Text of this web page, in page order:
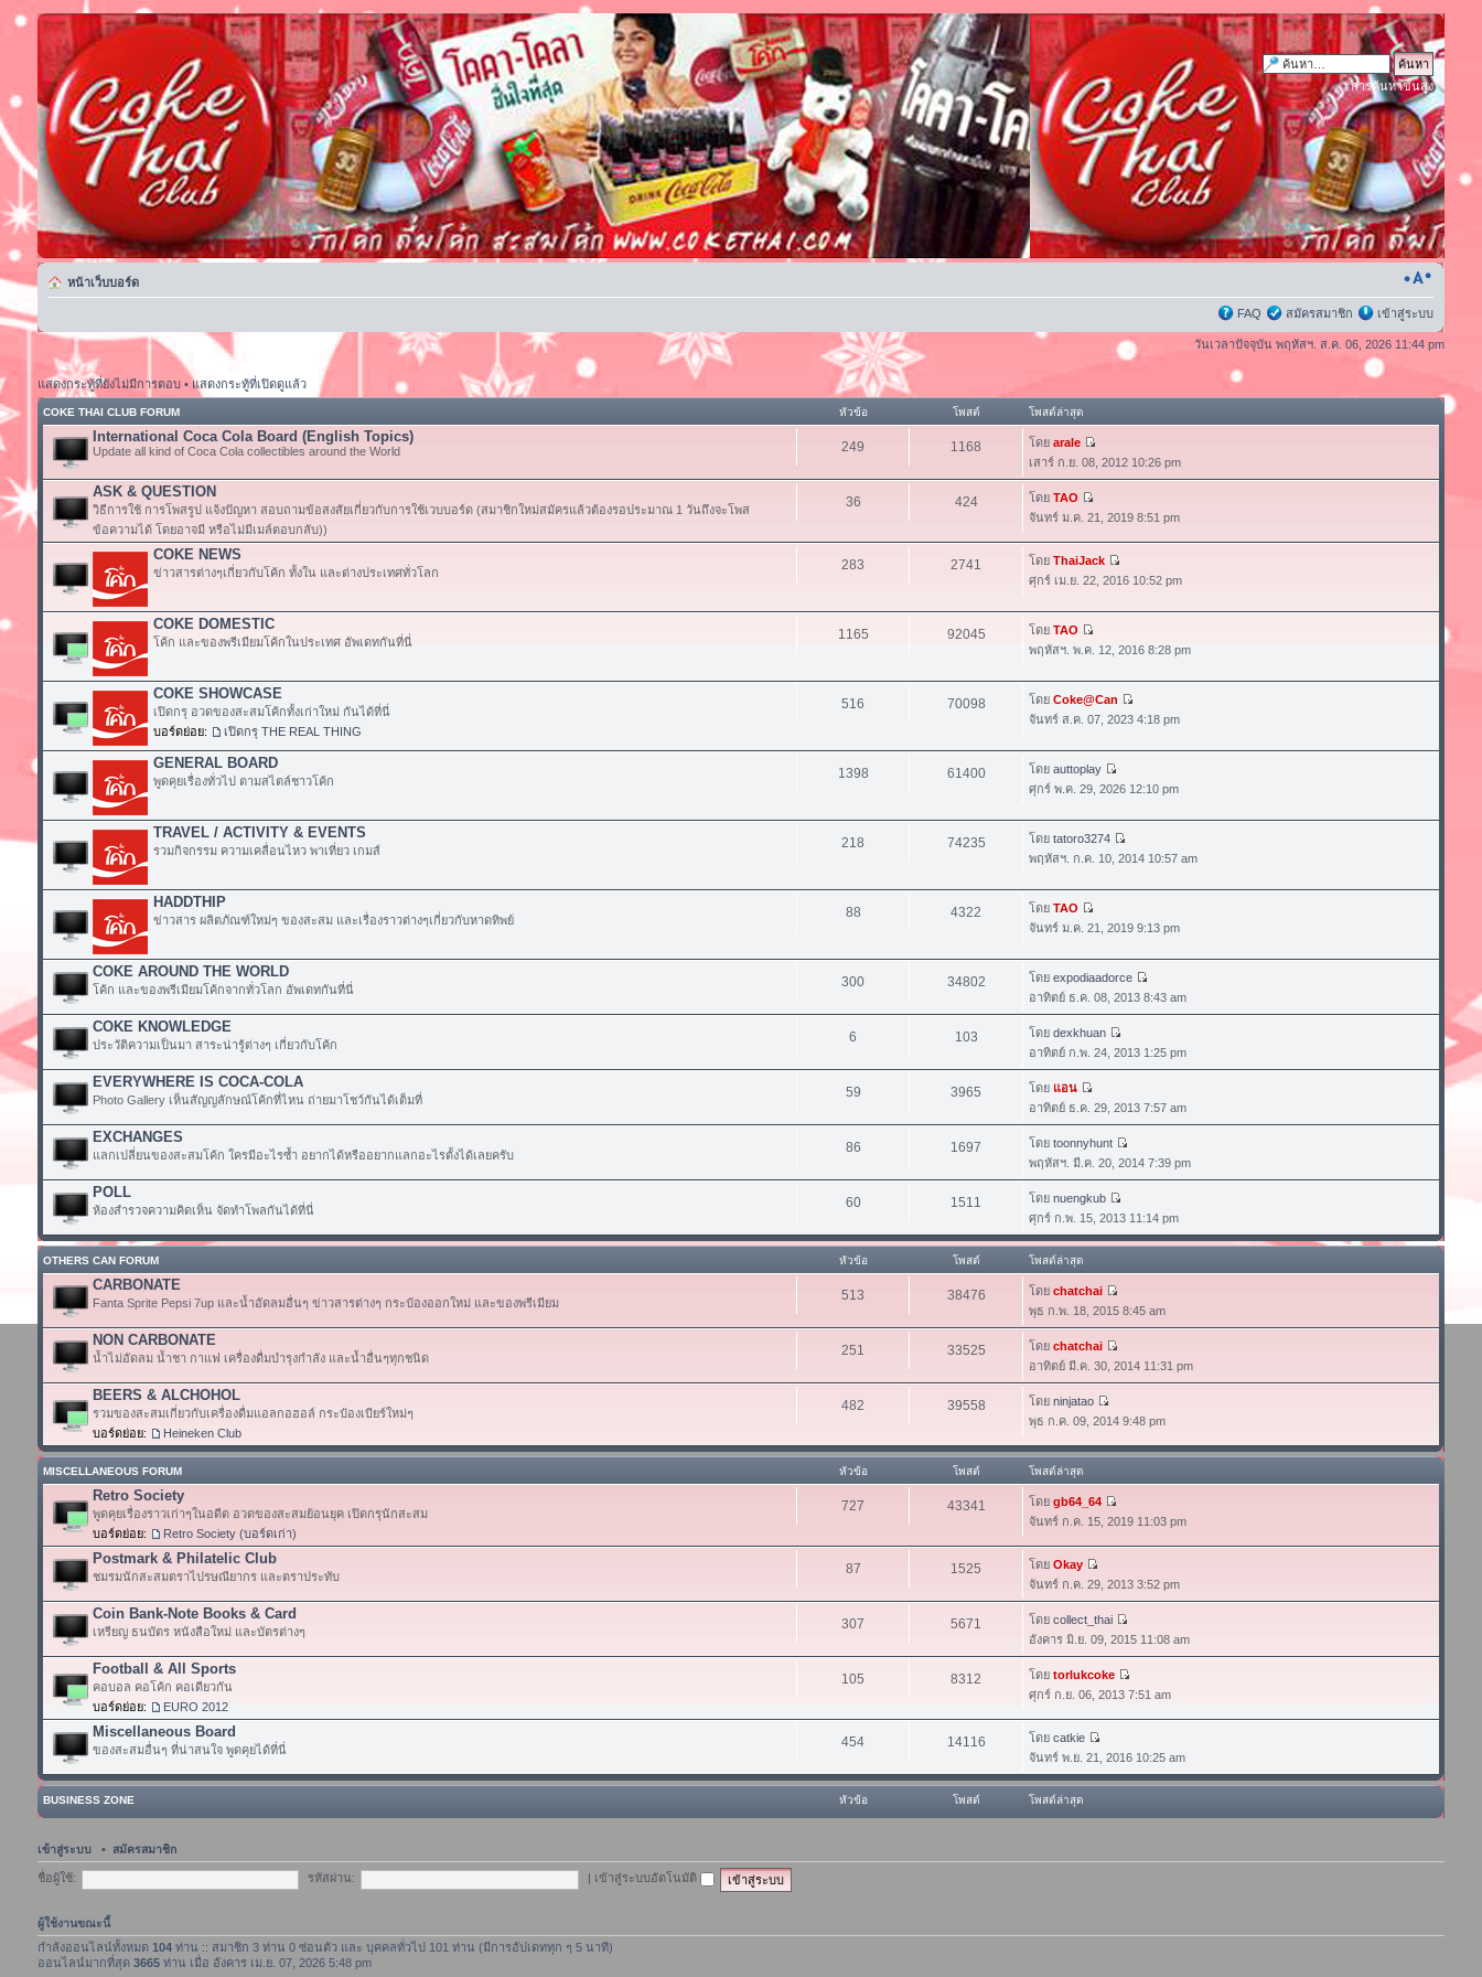
การค้นหาขั้นสูง
หน้าเว็บบอร์ด
FAQ สมัครสมาชิก เข้าสู่ระบบ
วันเวลาปัจจุบัน พฤหัสฯ. ส.ค. 06, 2026 11:44 pm
แสดงกระทู้ที่ยังไม่มีการตอบ• แสดงกระทู้ที่เปิดดูแล้ว
COKE THAI CLUB FORUM หัวข้อ โพสต์ โพสต์ล่าสุด
International Coca Cola Board (English Topics)
Update all kind of Coca Cola collectibles around the World 249 1168 โดย arale
เสาร์ ก.ย. 08, 2012 10:26 pm
ASK & QUESTION
วิธีการใช้ การโพสรูป แจ้งปัญหา สอบถามข้อสงสัยเกี่ยวกับการใช้เวบบอร์ด (สมาชิกใหม่สมัครแล้วต้องรอประมาณ 1 วันถึงจะโพส
ข้อความได้ โดยอาจมี หรือไม่มีเมล์ตอบกลับ))
36 424 โดย TAO
จันทร์ ม.ค. 21, 2019 8:51 pm
COKE NEWS
ข่าวสารต่างๆเกี่ยวกับโค้ก ทั้งใน และต่างประเทศทั่วโลก 283 2741 โดย ThaiJack
ศุกร์ เม.ย. 22, 2016 10:52 pm
COKE DOMESTIC
โค้ก และของพรีเมียมโค้กในประเทศ อัพเดทกันที่นี่ 1165 92045 โดย TAO
พฤหัสฯ. พ.ค. 12, 2016 8:28 pm
COKE SHOWCASE
เปิดกรุ อวดของสะสมโค้กทั้งเก่าใหม่ กันได้ที่นี่
บอร์ดย่อย:
เปิดกรุ THE REAL THING
516 70098 โดย Coke@Can
จันทร์ ส.ค. 07, 2023 4:18 pm
GENERAL BOARD
พูดคุยเรื่องทั่วไป ตามสไตล์ชาวโค้ก 1398 61400 โดย auttoplay
ศุกร์ พ.ค. 29, 2026 12:10 pm
TRAVEL / ACTIVITY & EVENTS
รวมกิจกรรม ความเคลื่อนไหว พาเที่ยว เกมส์ 218 74235 โดย tatoro3274
พฤหัสฯ. ก.ค. 10, 2014 10:57 am
HADDTHIP
ข่าวสาร ผลิตภัณฑ์ใหม่ๆ ของสะสม และเรื่องราวต่างๆเกี่ยวกับหาดทิพย์ 88 4322 โดย TAO
จันทร์ ม.ค. 21, 2019 9:13 pm
COKE AROUND THE WORLD
โค้ก และของพรีเมียมโค้กจากทั่วโลก อัพเดทกันที่นี่ 300 34802 โดย expodiaadorce
อาทิตย์ ธ.ค. 08, 2013 8:43 am
COKE KNOWLEDGE
ประวัติความเป็นมา สาระน่ารู้ต่างๆ เกี่ยวกับโค้ก 6 103 โดย dexkhuan
อาทิตย์ ก.พ. 24, 2013 1:25 pm
EVERYWHERE IS COCA-COLA
Photo Gallery เห็นสัญญลักษณ์โค้กที่ไหน ถ่ายมาโชว์กันได้เต็มที่ 59 3965 โดย แอน
อาทิตย์ ธ.ค. 29, 2013 7:57 am
EXCHANGES
แลกเปลี่ยนของสะสมโค้ก ใครมีอะไรซ้ำ อยากได้หรืออยากแลกอะไรตั้งได้เลยครับ 86 1697 โดย toonnyhunt
พฤหัสฯ. มี.ค. 20, 2014 7:39 pm
POLL
ห้องสำรวจความคิดเห็น จัดทำโพลกันได้ที่นี่ 60 1511 โดย nuengkub
ศุกร์ ก.พ. 15, 2013 11:14 pm
OTHERS CAN FORUM หัวข้อ โพสต์ โพสต์ล่าสุด
CARBONATE
Fanta Sprite Pepsi 7up และน้ำอัดลมอื่นๆ ข่าวสารต่างๆ กระป๋องออกใหม่ และของพรีเมียม 513 38476 โดย chatchai
พุธ ก.พ. 18, 2015 8:45 am
NON CARBONATE
น้ำไม่อัดลม น้ำชา กาแฟ เครื่องดื่มบำรุงกำลัง และน้ำอื่นๆทุกชนิด 251 33525 โดย chatchai
อาทิตย์ มี.ค. 30, 2014 11:31 pm
BEERS & ALCHOHOL
รวมของสะสมเกี่ยวกับเครื่องดื่มแอลกอฮอล์ กระป๋องเบียร์ใหม่ๆ
บอร์ดย่อย:
Heineken Club
482 39558 โดย ninjatao
พุธ ก.ค. 09, 2014 9:48 pm
MISCELLANEOUS FORUM หัวข้อ โพสต์ โพสต์ล่าสุด
Retro Society
พูดคุยเรื่องราวเก่าๆในอดีต อวดของสะสมย้อนยุค เปิดกรุนักสะสม
บอร์ดย่อย:
Retro Society (บอร์ดเก่า)
727 43341 โดย gb64_64
จันทร์ ก.ค. 15, 2019 11:03 pm
Postmark & Philatelic Club
ชมรมนักสะสมตราไปรษณียากร และตราประทับ 87 1525 โดย Okay
จันทร์ ก.ค. 29, 2013 3:52 pm
Coin Bank-Note Books & Card
เหรียญ ธนบัตร หนังสือใหม่ และบัตรต่างๆ 307 5671 โดย collect_thai
อังคาร มิ.ย. 09, 2015 11:08 am
Football & All Sports
คอบอล คอโค้ก คอเดียวกัน
บอร์ดย่อย:
EURO 2012
105 8312 โดย torlukcoke
ศุกร์ ก.ย. 06, 2013 7:51 am
Miscellaneous Board
ของสะสมอื่นๆ ที่น่าสนใจ พูดคุยได้ที่นี่ 454 14116 โดย catkie
จันทร์ พ.ย. 21, 2016 10:25 am
BUSINESS ZONE หัวข้อ โพสต์ โพสต์ล่าสุด
เข้าสู่ระบบ • สมัครสมาชิก
ชื่อผู้ใช้: รหัสผ่าน: เข้าสู่ระบบอัตโนมัติ
ผู้ใช้งานขณะนี้
กำลังออนไลน์ทั้งหมด 104ท่าน :: สมาชิก 3 ท่าน 0 ซ่อนตัว และ บุคคลทั่วไป 101 ท่าน (มีการอัปเดททุก ๆ 5 นาที)
ออนไลน์มากที่สุด 3665ท่าน เมื่อ อังคาร เม.ย. 07, 2026 5:48 pm